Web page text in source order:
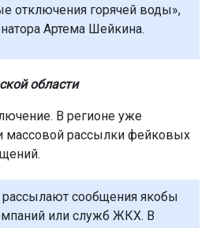
отключения горячей воды»,
Артема Шейкина.
области
В регионе уже
массовой рассылки фейковых
сообщения якобы
или служб ЖКХ. В